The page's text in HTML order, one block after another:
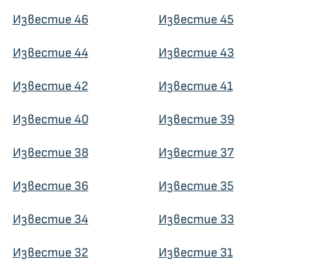
Известие 46 Известие 45
Известие 44 Известие 43
Известие 42 Известие 41
Известие 40 Известие 39
Известие 38 Известие 37
Известие 36 Известие 35
Известие 34 Известие 33
Известие 32 Известие 31